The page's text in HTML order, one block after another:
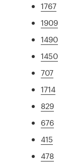
1767
1909
1490
1450
707
1714
829
676
415
478